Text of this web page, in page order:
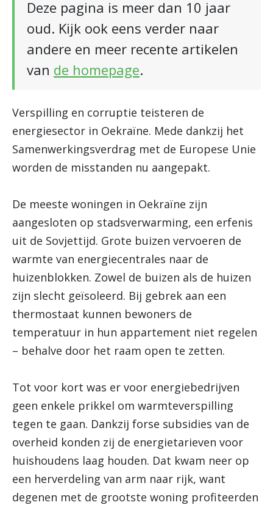
Deze pagina is meer dan 10 jaar
oud. Kijk ook eens verder naar
andere en meer recente artikelen
van de homepage.
Verspilling en corruptie teisteren de
energiesector in Oekraïne. Mede dankzij het
Samenwerkingsverdrag met de Europese Unie
worden de misstanden nu aangepakt.
De meeste woningen in Oekraïne zijn
aangesloten op stadsverwarming, een erfenis
uit de Sovjettijd. Grote buizen vervoeren de
warmte van energiecentrales naar de
huizenblokken. Zowel de buizen als de huizen
zijn slecht geïsoleerd. Bij gebrek aan een
thermostaat kunnen bewoners de
temperatuur in hun appartement niet regelen
– behalve door het raam open te zetten.
Tot voor kort was er voor energiebedrijven
geen enkele prikkel om warmteverspilling
tegen te gaan. Dankzij forse subsidies van de
overheid konden zij de energietarieven voor
huishoudens laag houden. Dat kwam neer op
een herverdeling van arm naar rijk, want
degenen met de grootste woning profiteerden